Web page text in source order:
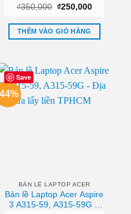
₫350,000 Giá
là:
₫350,000.
₫250,000Giá
tại
₫250,000.
THÊM VÀO GIỎ HÀNG
Save
BẢN LỀ LAPTOP ACER
Bản lề Laptop Acer Aspire
3 A315-59, A315-59G –